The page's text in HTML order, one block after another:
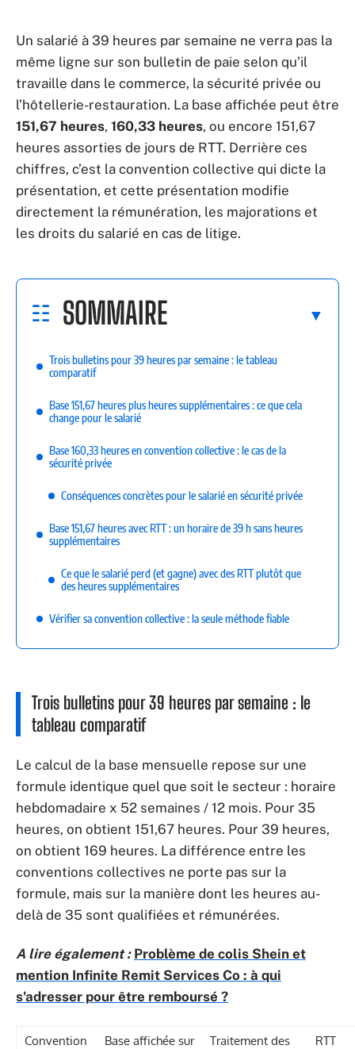
Un salarié à 39 heures par semaine ne verra pas la
même ligne sur son bulletin de paie selon qu’il
travaille dans le commerce, la sécurité privée ou
l’hôtellerie-restauration. La base affichée peut être
151,67 heures, 160,33 heures, ou encore 151,67
heures assorties de jours de RTT. Derrière ces
chiffres, c’est la convention collective qui dicte la
présentation, et cette présentation modifie
directement la rémunération, les majorations et
les droits du salarié en cas de litige.
SOMMAIRE
Trois bulletins pour 39 heures par semaine : le tableau
comparatif
Base 151,67 heures plus heures supplémentaires : ce que cela
change pour le salarié
Base 160,33 heures en convention collective : le cas de la
sécurité privée
Conséquences concrètes pour le salarié en sécurité privée
Base 151,67 heures avec RTT : un horaire de 39 h sans heures
supplémentaires
Ce que le salarié perd (et gagne) avec des RTT plutôt que
des heures supplémentaires
Vérifier sa convention collective : la seule méthode fiable
Trois bulletins pour 39 heures par semaine : le
tableau comparatif
Le calcul de la base mensuelle repose sur une
formule identique quel que soit le secteur : horaire
hebdomadaire x 52 semaines / 12 mois. Pour 35
heures, on obtient 151,67 heures. Pour 39 heures,
on obtient 169 heures. La différence entre les
conventions collectives ne porte pas sur la
formule, mais sur la manière dont les heures au-
delà de 35 sont qualifiées et rémunérées.
A lire également : Problème de colis Shein et
mention Infinite Remit Services Co : à qui
s'adresser pour être remboursé ?
Convention
Base affichée sur
Traitement des
RTT